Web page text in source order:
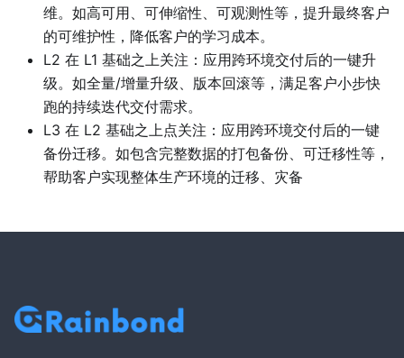
维。如高可用、可伸缩性、可观测性等，提升最终客户
的可维护性，降低客户的学习成本。
L2 在 L1 基础之上关注：应用跨环境交付后的一键升
级。如全量/增量升级、版本回滚等，满足客户小步快
跑的持续迭代交付需求。
L3 在 L2 基础之上点关注：应用跨环境交付后的一键
备份迁移。如包含完整数据的打包备份、可迁移性等，
帮助客户实现整体生产环境的迁移、灾备